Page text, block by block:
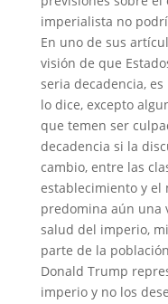
imperialista no
En uno de sus
visión de que
seria decadencia,
lo dice, excepto
que temen ser
decadencia si la
cambio, entre las
establecimiento y
predomina aún una
salud del imperio,
parte de la
Donald Trump
imperio y no los